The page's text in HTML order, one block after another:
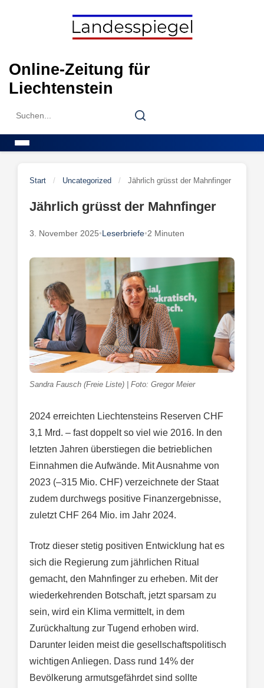
Online-Zeitung für
Liechtenstein
Search
Search
Start / Uncategorized / Jährlich grüsst der Mahnfinger
Jährlich grüsst der Mahnfinger
3. November 2025•Leserbriefe•2 Minuten
Sandra Fausch (Freie Liste) | Foto: Gregor Meier
2024 erreichten Liechtensteins Reserven CHF
3,1 Mrd. – fast doppelt so viel wie 2016. In den
letzten Jahren überstiegen die betrieblichen
Einnahmen die Aufwände. Mit Ausnahme von
2023 (–315 Mio. CHF) verzeichnete der Staat
zudem durchwegs positive Finanzergebnisse,
zuletzt CHF 264 Mio. im Jahr 2024.
Trotz dieser stetig positiven Entwicklung hat es
sich die Regierung zum jährlichen Ritual
gemacht, den Mahnfinger zu erheben. Mit der
wiederkehrenden Botschaft, jetzt sparsam zu
sein, wird ein Klima vermittelt, in dem
Zurückhaltung zur Tugend erhoben wird.
Darunter leiden meist die gesellschaftspolitisch
wichtigen Anliegen. Dass rund 14% der
Bevölkerung armutsgefährdet sind sollte